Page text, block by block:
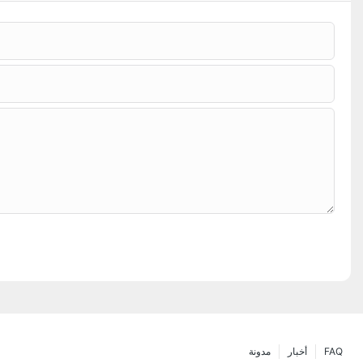
FAQ أخبار مدونة